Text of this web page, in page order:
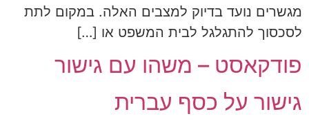
מגשרים נועד בדיוק למצבים האלה. במקום לתת
לסכסוך להתגלגל לבית המשפט או […]
פודקאסט – משהו עם גישור
גישור על כסף עברית